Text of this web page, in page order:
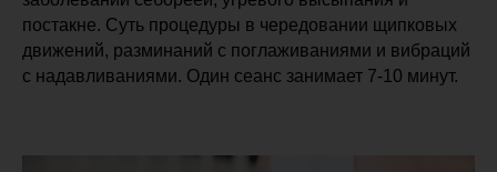
постакне. Суть процедуры в чередовании щипковых
движений, разминаний с поглаживаниями и вибраций
с надавливаниями. Один сеанс занимает 7-10 минут.